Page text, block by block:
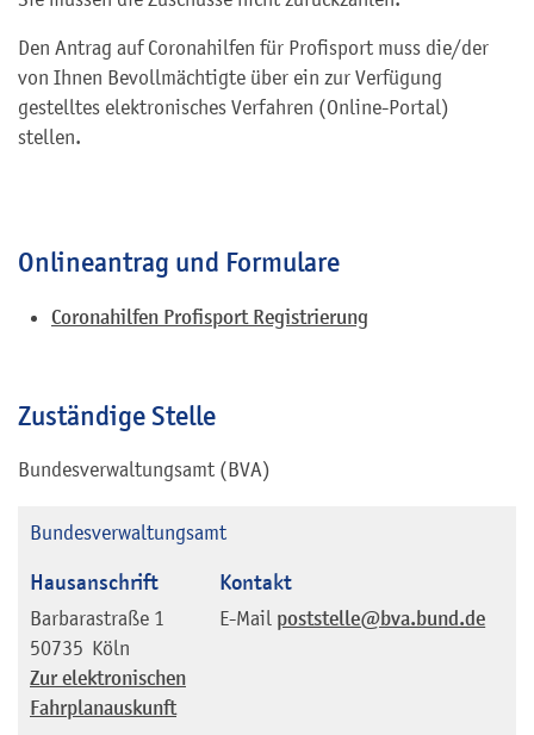
Den Antrag auf Coronahilfen für Profisport muss die/der
von Ihnen Bevollmächtigte über ein zur Verfügung
gestelltes elektronisches Verfahren (Online-Portal)
stellen.
Onlineantrag und Formulare
Coronahilfen Profisport Registrierung
Zuständige Stelle
Bundesverwaltungsamt (BVA)
Bundesverwaltungsamt
Hausanschrift
Barbarastraße 1
50735 Köln
Zur elektronischen
Fahrplanauskunft
Kontakt
E-Mail poststelle@bva.bund.de